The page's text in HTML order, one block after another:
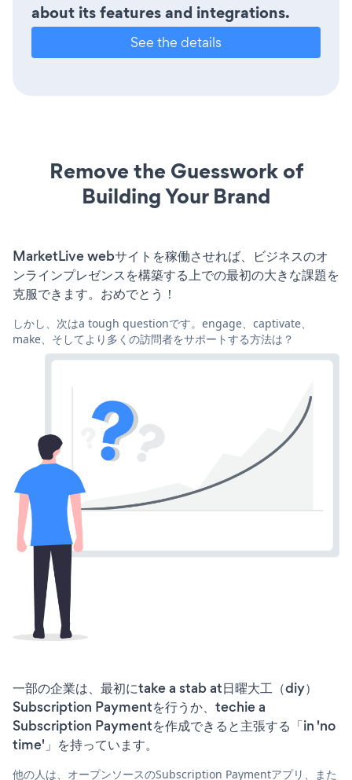
about its features and integrations.
See the details
Remove the Guesswork of
Building Your Brand
MarketLive webサイトを稼働させれば、ビジネスのオ
ンラインプレゼンスを構築する上での最初の大きな課題を
克服できます。おめでとう！
しかし、次はa tough questionです。engage、captivate、
make、そしてより多くの訪問者をサポートする方法は？
一部の企業は、最初にtake a stab at日曜大工（diy）
Subscription Paymentを行うか、techie a
Subscription Paymentを作成できると主張する「in 'no
time'」を持っています。
他の人は、オープンソースのSubscription Paymentアプリ、また